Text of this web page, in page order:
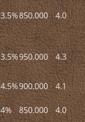
850.000 4.0
950.000 4.3
900.000
4.1
850.000
4.0